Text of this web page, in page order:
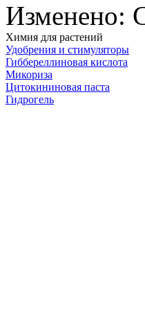
Изменено:
Химия для растений
Удобрения и стимуляторы
Гиббереллиновая кислота
Микориза
Цитокининовая паста
Гидрогель